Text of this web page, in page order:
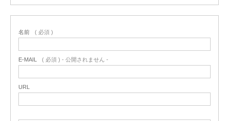
名前 ( 必須 )
E-MAIL ( 必須 ) - 公開されません -
URL